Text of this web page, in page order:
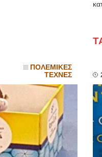
ΠΟΛΕΜΙΚΕΣ
ΤΕΧΝΕΣ